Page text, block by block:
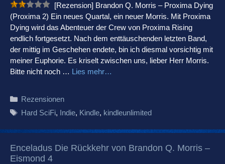
[Rezension] Brandon Q. Morris – Proxima Dying
(Proxima 2) Ein neues Quartal, ein neuer Morris. Mit Proxima
Dying wird das Abenteuer der Crew von Proxima Rising
endlich fortgesetzt. Nach dem enttäuschenden letzten Band,
der mittig im Geschehen endete, bin ich diesmal vorsichtig mit
meiner Euphorie. Es kriselt zwischen uns, lieber Herr Morris.
Bitte nicht noch … Lies mehr…
Kategorien
Rezensionen
Schlagwörter
Hard SciFi, Indie, Kindle, kindleunlimited
Enceladus Die Rückkehr von Brandon Q. Morris –
Eismond 4